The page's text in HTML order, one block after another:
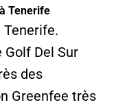
Tenerife
Del Sur
des
Greenfee très